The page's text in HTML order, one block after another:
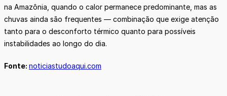
na Amazônia, quando o calor permanece predominante, mas as
chuvas ainda são frequentes — combinação que exige atenção
tanto para o desconforto térmico quanto para possíveis
instabilidades ao longo do dia.
Fonte: noticiastudoaqui.com